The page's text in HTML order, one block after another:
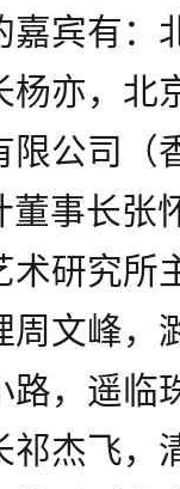
嘉宾有：
杨亦，北
限公司（
董事长张
术研究所
周文峰，
路，遥临
祁杰飞，